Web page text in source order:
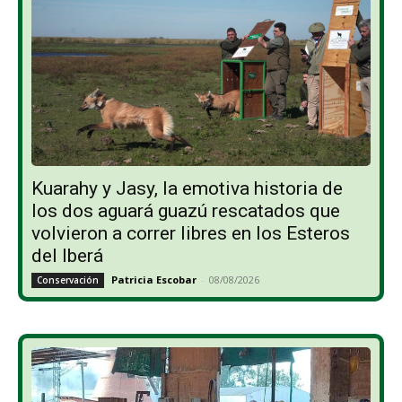
Kuarahy y Jasy, la emotiva historia de
los dos aguará guazú rescatados que
volvieron a correr libres en los Esteros
del Iberá
Conservación Patricia Escobar - 08/08/2026